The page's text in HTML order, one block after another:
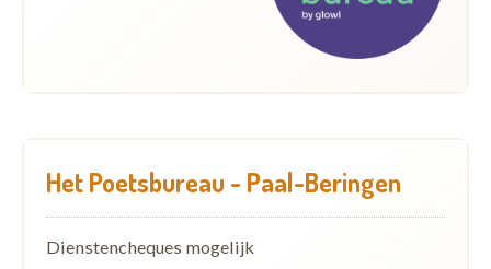
Het Poetsbureau - Paal-Beringen
Dienstencheques mogelijk